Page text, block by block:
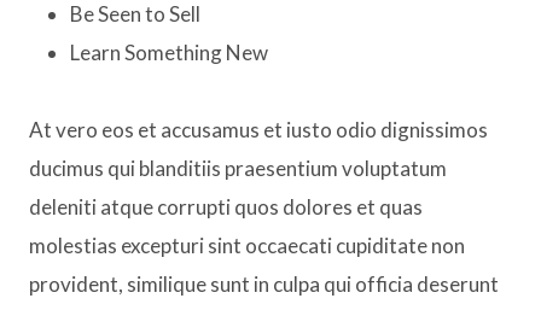
Be Seen to Sell
Learn Something New
At vero eos et accusamus et iusto odio dignissimos
ducimus qui blanditiis praesentium voluptatum
deleniti atque corrupti quos dolores et quas
molestias excepturi sint occaecati cupiditate non
provident, similique sunt in culpa qui officia deserunt